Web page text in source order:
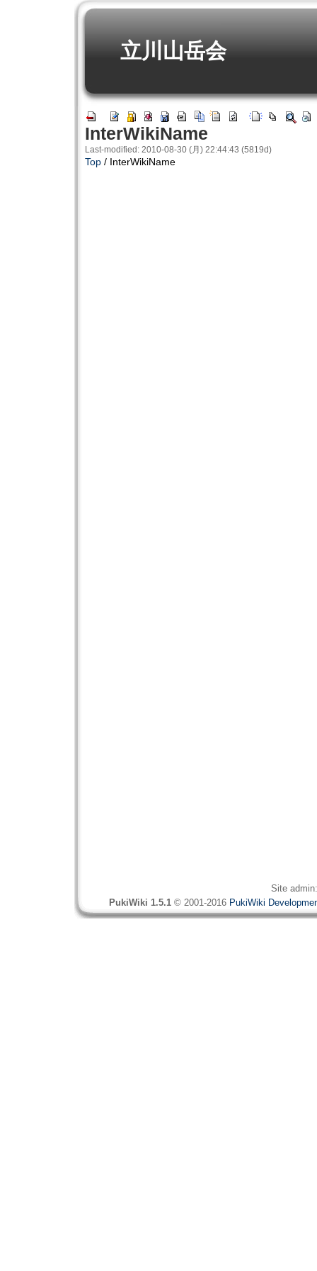
立川山岳会
InterWikiName
Last-modified: 2010-08-30 (月) 22:44:43 (5819d)
Top / InterWikiName
Site
PukiWiki 1.5.1 © 2001-2016 PukiWiki